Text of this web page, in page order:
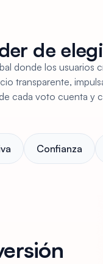
de
donde los usuarios
transparente,
cada voto cuenta y
Confianza